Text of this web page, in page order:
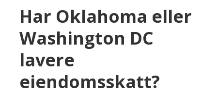
Har Oklahoma eller
Washington DC
lavere
eiendomsskatt?